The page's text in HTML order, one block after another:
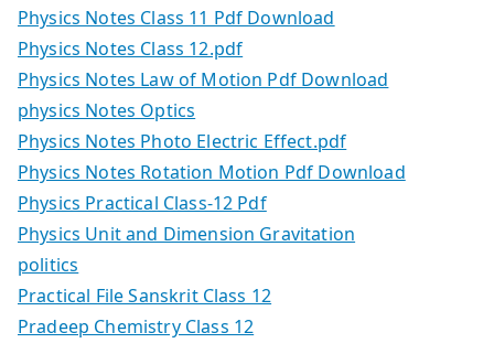
Physics Notes Class 11 Pdf Download
Physics Notes Class 12.pdf
Physics Notes Law of Motion Pdf Download
physics Notes Optics
Physics Notes Photo Electric Effect.pdf
Physics Notes Rotation Motion Pdf Download
Physics Practical Class-12 Pdf
Physics Unit and Dimension Gravitation
politics
Practical File Sanskrit Class 12
Pradeep Chemistry Class 12